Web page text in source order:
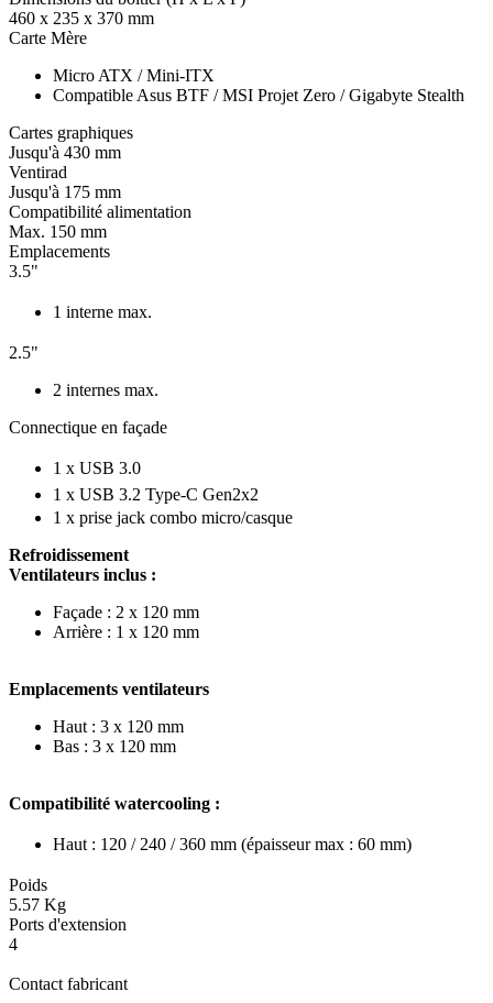
460 x 235 x 370 mm
Carte Mère
Micro ATX / Mini-ITX
Compatible Asus BTF / MSI Projet Zero / Gigabyte Stealth
Cartes graphiques
Jusqu'à 430 mm
Ventirad
Jusqu'à 175 mm
Compatibilité alimentation
Max. 150 mm
Emplacements
3.5"
1 interne max.
2.5"
2 internes max.
Connectique en façade
1 x USB 3.0
1 x USB 3.2 Type-C Gen2x2
1 x prise jack combo micro/casque
Refroidissement
Ventilateurs inclus :
Façade : 2 x 120 mm
Arrière : 1 x 120 mm
Emplacements ventilateurs
Haut : 3 x 120 mm
Bas : 3 x 120 mm
Compatibilité watercooling :
Haut : 120 / 240 / 360 mm (épaisseur max : 60 mm)
Poids
5.57 Kg
Ports d'extension
4
Contact fabricant